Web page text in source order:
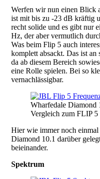
Werfen wir nun einen Blick
ist mit bis zu -23 dB kräftig
recht solide und es gibt nur
Hz, der aber vermutlich
Was beim Flip 5 auch
komplett absackt. Das ist
da ab diesem Bereich
eine Rolle spielen. Bei so
vernachlässigbar.
Wharfedale Diamond
Vergleich zum FLIP 5
Hier wie immer noch
Diamond 10.1 darüber
beieinander.
Spektrum